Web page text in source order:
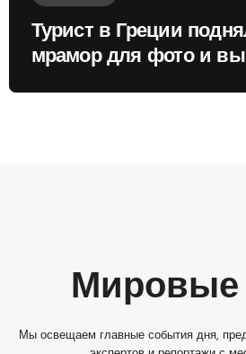
Турист в Греции
мрамор для фото и
Мы освещаем главные события дня,